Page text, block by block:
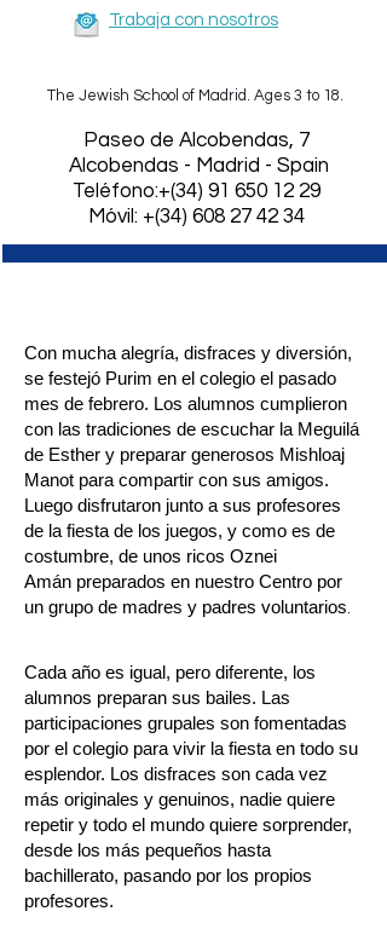
The Jewish School of Madrid. Ages 3 to 18.
Trabaja con nosotros
​Paseo de Alcobendas, 7
Alcobendas - Madrid - Spain
Teléfono:+(34) 91 650 12 29
Móvil: +(34) 608 27 42 34
Con mucha alegría, disfraces y diversión,
se festejó Purim en el colegio el pasado
mes de febrero. Los alumnos cumplieron
con las tradiciones de escuchar la Meguilá
de Esther y preparar generosos Mishloaj
Manot para compartir con sus amigos.
Luego disfrutaron junto a sus profesores
de la fiesta de los juegos, y como es de
costumbre, de unos ricos Oznei
Amán preparados en nuestro Centro por
un grupo de madres y padres voluntarios
Cada año es igual, pero diferente, los
alumnos preparan sus bailes. Las
participaciones grupales son fomentadas
por el colegio para vivir la fiesta en todo su
esplendor. Los disfraces son cada vez
más originales y genuinos, nadie quiere
repetir y todo el mundo quiere sorprender,
desde los más pequeños hasta
bachillerato, pasando por los propios
profesores.